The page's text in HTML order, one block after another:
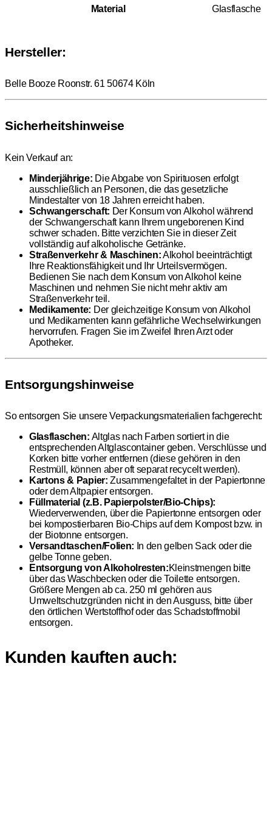
Material Glasflasche
Hersteller:
Belle Booze Roonstr. 61 50674 Köln
Sicherheitshinweise
Kein Verkauf an:
Minderjährige: Die Abgabe von Spirituosen erfolgt
ausschließlich an Personen, die das gesetzliche
Mindestalter von 18 Jahren erreicht haben.
Schwangerschaft: Der Konsum von Alkohol während
der Schwangerschaft kann Ihrem ungeborenen Kind
schwer schaden. Bitte verzichten Sie in dieser Zeit
vollständig auf alkoholische Getränke.
Straßenverkehr & Maschinen:Alkohol beeinträchtigt
Ihre Reaktionsfähigkeit und Ihr Urteilsvermögen.
Bedienen Sie nach dem Konsum von Alkohol keine
Maschinen und nehmen Sie nicht mehr aktiv am
Straßenverkehr teil.
Medikamente: Der gleichzeitige Konsum von Alkohol
und Medikamenten kann gefährliche Wechselwirkungen
hervorrufen. Fragen Sie im Zweifel Ihren Arzt oder
Apotheker.
Entsorgungshinweise
So entsorgen Sie unsere Verpackungsmaterialien fachgerecht:
Glasflaschen: Altglas nach Farben sortiert in die
entsprechenden Altglascontainer geben. Verschlüsse und
Korken bitte vorher entfernen (diese gehören in den
Restmüll, können aber oft separat recycelt werden).
Kartons & Papier: Zusammengefaltet in der Papiertonne
oder dem Altpapier entsorgen.
Füllmaterial (z.B. Papierpolster/Bio-Chips):
Wiederverwenden, über die Papiertonne entsorgen oder
bei kompostierbaren Bio-Chips auf dem Kompost bzw. in
der Biotonne entsorgen.
Versandtaschen/Folien: In den gelben Sack oder die
gelbe Tonne geben.
Entsorgung von Alkoholresten:Kleinstmengen bitte
über das Waschbecken oder die Toilette entsorgen.
Größere Mengen ab ca. 250 ml gehören aus
Umweltschutzgründen nicht in den Ausguss, bitte über
den örtlichen Wertstoffhof oder das Schadstoffmobil
entsorgen.
Kunden kauften auch: